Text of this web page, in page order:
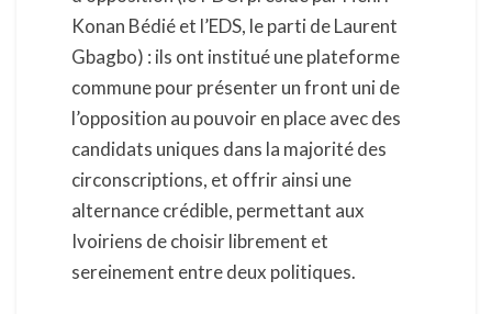
Konan Bédié et l’EDS, le parti de Laurent
Gbagbo) : ils ont institué une plateforme
commune pour présenter un front uni de
l’opposition au pouvoir en place avec des
candidats uniques dans la majorité des
circonscriptions, et offrir ainsi une
alternance crédible, permettant aux
Ivoiriens de choisir librement et
sereinement entre deux politiques.